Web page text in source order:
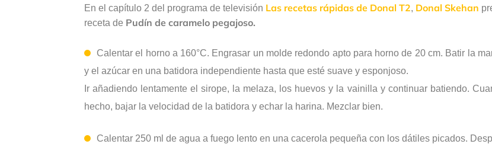
En el capítulo 2 del programa de televisión Las recetas rápidas de Donal T2, Donal Skehan
receta de Pudín de caramelo pegajoso.
Calentar el horno a 160°C. Engrasar un molde redondo apto para horno de 20 cm. Batir la
y el azúcar en una batidora independiente hasta que esté suave y esponjoso.
Ir añadiendo lentamente el sirope, la melaza, los huevos y la vainilla y continuar batiendo.
hecho, bajar la velocidad de la batidora y echar la harina. Mezclar bien.
Calentar 250 ml de agua a fuego lento en una cacerola pequeña con los dátiles picados.